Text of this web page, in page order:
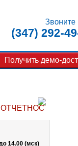
Звоните
(347) 292-
Получить демо-
14.00 (мск)